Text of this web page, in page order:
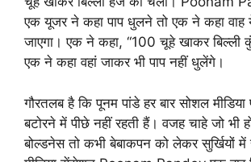
एक यूजर ने कहा पाप धुलने तो एक ने कहा वाह
जाएगा। एक ने कहा, “100 चूहे खाकर बिल्ली
एक ने कहा वहां जाकर भी पाप नहीं धुलेंगे।
गौरतलब है कि पूनम पांडे हर बार सोशल मीडिया
बटोरने में पीछे नहीं रहती हैं। वजह चाहे जो भी
बोल्डनेस तो कभी बेबाकपन को लेकर सुर्खियों में